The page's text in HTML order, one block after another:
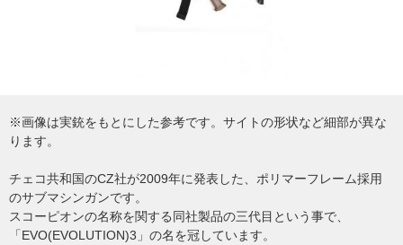
※画像は実銃をもとにした参考です。サイトの形状など細部が異な
ります。
チェコ共和国のCZ社が2009年に発表した、ポリマーフレーム採用
のサブマシンガンです。
スコーピオンの名称を関する同社製品の三代目という事で、
「EVO(EVOLUTION)3」の名を冠しています。